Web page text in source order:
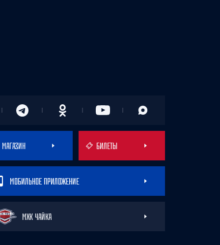
МАГАЗИН БИЛЕТЫ
МОБИЛЬНОЕ ПРИЛОЖЕНИЕ
МХК ЧАЙКА